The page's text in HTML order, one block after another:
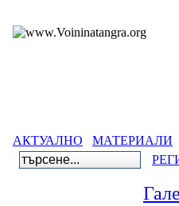
АКТУАЛНО МАТЕРИАЛИ